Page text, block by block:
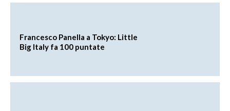
Francesco Panella a Tokyo: Little
Big Italy fa 100 puntate